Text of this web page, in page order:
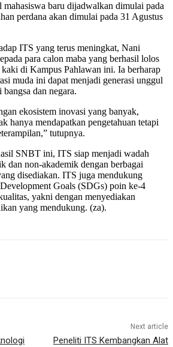
mahasiswa baru dijadwalkan dimulai pada
perdana akan dimulai pada 31 Agustus
ITS yang terus meningkat, Nani
para calon maba yang berhasil lolos
di Kampus Pahlawan ini. Ia berharap
muda ini dapat menjadi generasi unggul
dan negara.
ekosistem inovasi yang banyak,
hanya mendapatkan pengetahuan tetapi
tutupnya.
SNBT ini, ITS siap menjadi wadah
dan non-akademik dengan berbagai
disediakan. ITS juga mendukung
Goals (SDGs) poin ke-4
yakni dengan menyediakan
yang mendukung. (za).
Next article
Peneliti ITS Kembangkan Alat